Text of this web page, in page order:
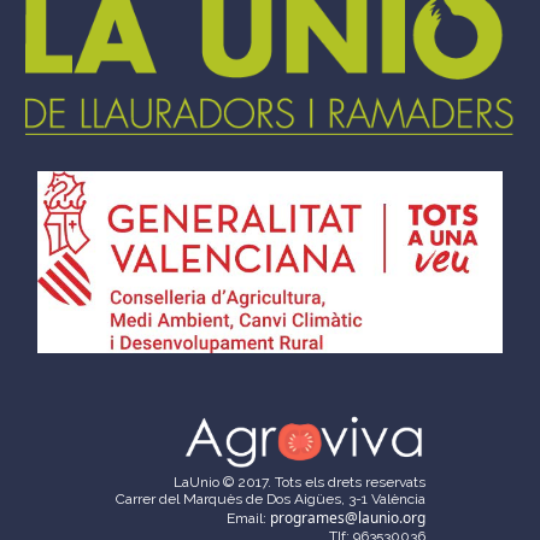
LaUnio © 2017. Tots els drets reservats
Carrer del Marquès de Dos Aigües, 3-1 València
Email: programes@launio.org